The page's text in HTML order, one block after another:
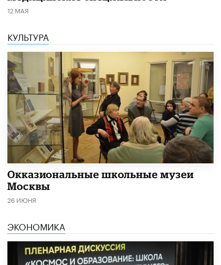
12 МАЯ
КУЛЬТУРА
​Окказиональные школьные музеи
Москвы
26 ИЮНЯ
ЭКОНОМИКА